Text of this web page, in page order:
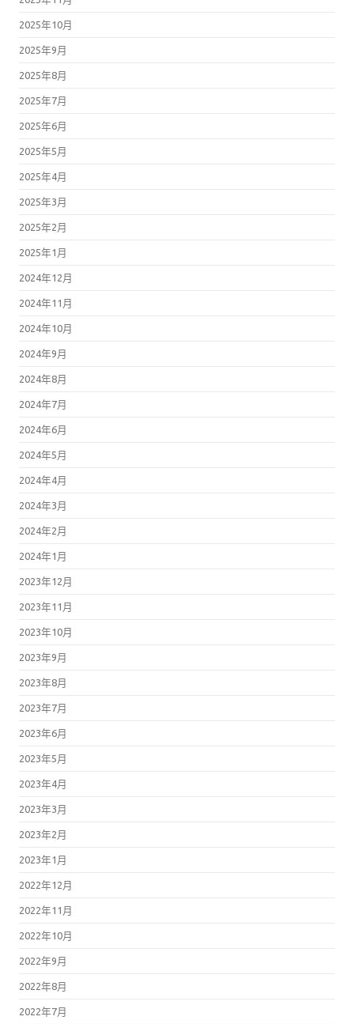
2025年10月
2025年9月
2025年8月
2025年7月
2025年6月
2025年5月
2025年4月
2025年3月
2025年2月
2025年1月
2024年12月
2024年11月
2024年10月
2024年9月
2024年8月
2024年7月
2024年6月
2024年5月
2024年4月
2024年3月
2024年2月
2024年1月
2023年12月
2023年11月
2023年10月
2023年9月
2023年8月
2023年7月
2023年6月
2023年5月
2023年4月
2023年3月
2023年2月
2023年1月
2022年12月
2022年11月
2022年10月
2022年9月
2022年8月
2022年7月